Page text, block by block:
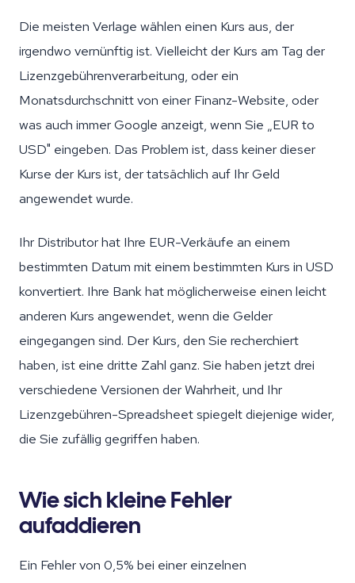
Die meisten Verlage wählen einen Kurs aus, der
irgendwo vernünftig ist. Vielleicht der Kurs am Tag der
Lizenzgebührenverarbeitung, oder ein
Monatsdurchschnitt von einer Finanz-Website, oder
was auch immer Google anzeigt, wenn Sie „EUR to
USD" eingeben. Das Problem ist, dass keiner dieser
Kurse der Kurs ist, der tatsächlich auf Ihr Geld
angewendet wurde.
Ihr Distributor hat Ihre EUR-Verkäufe an einem
bestimmten Datum mit einem bestimmten Kurs in USD
konvertiert. Ihre Bank hat möglicherweise einen leicht
anderen Kurs angewendet, wenn die Gelder
eingegangen sind. Der Kurs, den Sie recherchiert
haben, ist eine dritte Zahl ganz. Sie haben jetzt drei
verschiedene Versionen der Wahrheit, und Ihr
Lizenzgebühren-Spreadsheet spiegelt diejenige wider,
die Sie zufällig gegriffen haben.
Wie sich kleine Fehler
aufaddieren
Ein Fehler von 0,5% bei einer einzelnen